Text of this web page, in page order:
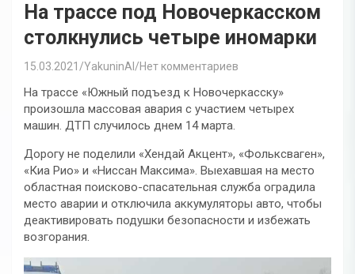
На трассе под Новочеркасском
столкнулись четыре иномарки
15.03.2021 YakuninAI Нет комментариев
На трассе «Южный подъезд к Новочеркасску»
произошла массовая авария с участием четырех
машин. ДТП случилось днем 14 марта.
Дорогу не поделили «Хендай Акцент», «Фольксваген»,
«Киа Рио» и «Ниссан Максима». Выехавшая на место
областная поисково-спасательная служба оградила
место аварии и отключила аккумуляторы авто, чтобы
деактивировать подушки безопасности и избежать
возгорания.